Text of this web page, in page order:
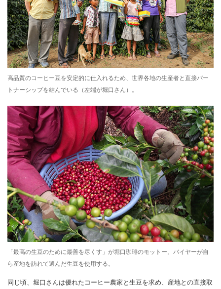
高品質のコーヒー豆を安定的に仕入れるため、世界各地の生産者と直接パー
トナーシップを結んでいる（左端が堀口さん）。
「最高の生豆のために最善を尽くす」が堀口珈琲のモットー。バイヤーが自
ら産地を訪れて選んだ生豆を使用する。
同じ頃、堀口さんは優れたコーヒー農家と生豆を求め、産地との直接取